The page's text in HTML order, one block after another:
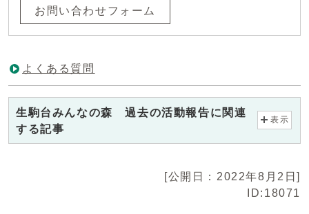
お問い合わせフォーム
よくある質問
生駒台みんなの森 過去の活動報告に関連
する記事
表示
[公開日：2022年8月2日]
ID:18071